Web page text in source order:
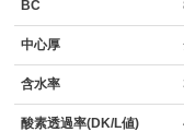
BC
中心厚
含水率
酸素透過率(DK/L値)